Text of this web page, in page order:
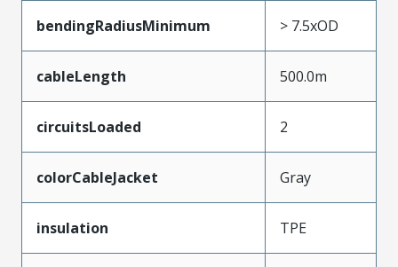
bendingRadiusMinimum > 7.5xOD
cableLength 500.0m
circuitsLoaded 2
colorCableJacket Gray
insulation TPE